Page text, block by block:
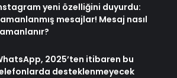
yeni özelliğini duyurdu:
mesajlar! Mesaj nasıl
2025’ten itibaren bu
desteklenmeyecek